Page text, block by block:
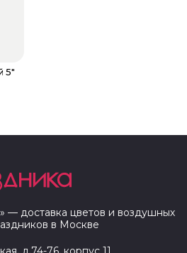
5"
» — доставка цветов и воздушных
в Москве